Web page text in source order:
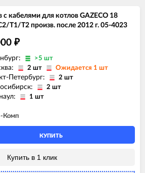
с кабелями для котлов GAZECO 18
T1/T2 произв. после 2012 г. 05-4023
₽
>5 шт
2 шт Ожидается 1 шт
Петербург: 2 шт
2 шт
1 шт
Комп
КУПИТЬ
Купить в 1 клик